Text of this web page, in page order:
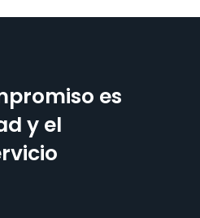
es
y el